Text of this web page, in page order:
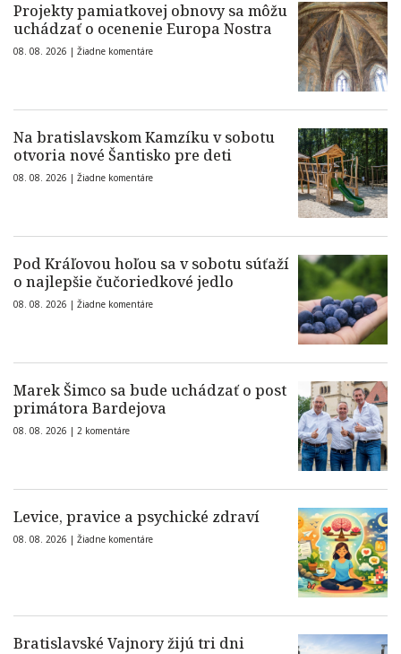
Projekty pamiatkovej obnovy sa môžu
uchádzať o ocenenie Europa Nostra
08. 08. 2026 | Žiadne komentáre
Na bratislavskom Kamzíku v sobotu
otvoria nové Šantisko pre deti
08. 08. 2026 | Žiadne komentáre
Pod Kráľovou hoľou sa v sobotu súťaží
o najlepšie čučoriedkové jedlo
08. 08. 2026 | Žiadne komentáre
Marek Šimco sa bude uchádzať o post
primátora Bardejova
08. 08. 2026 | 2 komentáre
Levice, pravice a psychické zdraví
08. 08. 2026 | Žiadne komentáre
Bratislavské Vajnory žijú tri dni